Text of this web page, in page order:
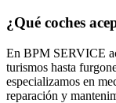
¿Qué coches
En BPM SERVICE
turismos hasta
especializamos en
reparación y